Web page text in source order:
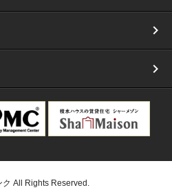
All Rights Reserved.